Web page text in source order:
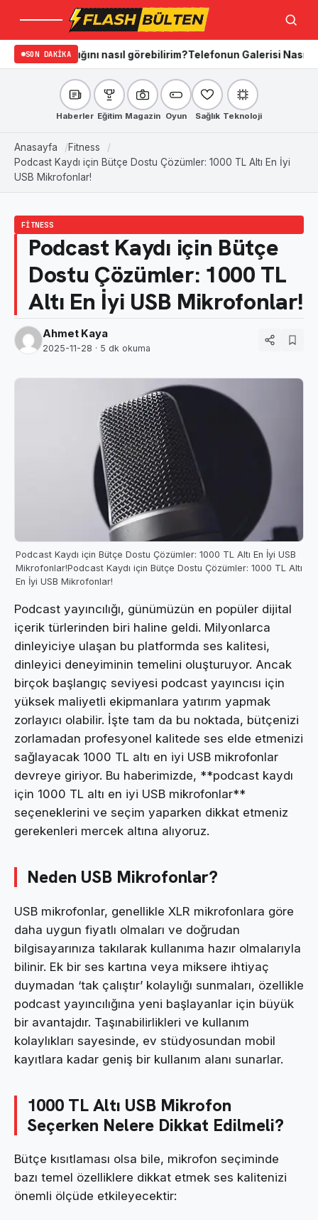
Menü Ara
SON DAKIKA
nasıl görebilirim?Telefonun Galerisi Nasıl Temizlenir?
Haberler Eğitim Magazin Oyun Sağlık Teknoloji
Anasayfa
Fitness
Podcast Kaydı için Bütçe Dostu Çözümler: 1000 TL Altı En İyi
USB Mikrofonlar!
FITNESS
Podcast Kaydı için Bütçe
Dostu Çözümler: 1000 TL
Altı En İyi USB Mikrofonlar!
Ahmet Kaya
2025-11-28 · 5 dk okuma
Podcast Kaydı için Bütçe Dostu Çözümler: 1000 TL Altı En İyi USB
Mikrofonlar!Podcast Kaydı için Bütçe Dostu Çözümler: 1000 TL Altı
En İyi USB Mikrofonlar!
Podcast yayıncılığı, günümüzün en popüler dijital
içerik türlerinden biri haline geldi. Milyonlarca
dinleyiciye ulaşan bu platformda ses kalitesi,
dinleyici deneyiminin temelini oluşturuyor. Ancak
birçok başlangıç seviyesi podcast yayıncısı için
yüksek maliyetli ekipmanlara yatırım yapmak
zorlayıcı olabilir. İşte tam da bu noktada, bütçenizi
zorlamadan profesyonel kalitede ses elde etmenizi
sağlayacak 1000 TL altı en iyi USB mikrofonlar
devreye giriyor. Bu haberimizde, **podcast kaydı
için 1000 TL altı en iyi USB mikrofonlar**
seçeneklerini ve seçim yaparken dikkat etmeniz
gerekenleri mercek altına alıyoruz.
Neden USB Mikrofonlar?
USB mikrofonlar, genellikle XLR mikrofonlara göre
daha uygun fiyatlı olmaları ve doğrudan
bilgisayarınıza takılarak kullanıma hazır olmalarıyla
bilinir. Ek bir ses kartına veya miksere ihtiyaç
duymadan ‘tak çalıştır’ kolaylığı sunmaları, özellikle
podcast yayıncılığına yeni başlayanlar için büyük
bir avantajdır. Taşınabilirlikleri ve kullanım
kolaylıkları sayesinde, ev stüdyosundan mobil
kayıtlara kadar geniş bir kullanım alanı sunarlar.
1000 TL Altı USB Mikrofon
Seçerken Nelere Dikkat Edilmeli?
Bütçe kısıtlaması olsa bile, mikrofon seçiminde
bazı temel özelliklere dikkat etmek ses kalitenizi
önemli ölçüde etkileyecektir: